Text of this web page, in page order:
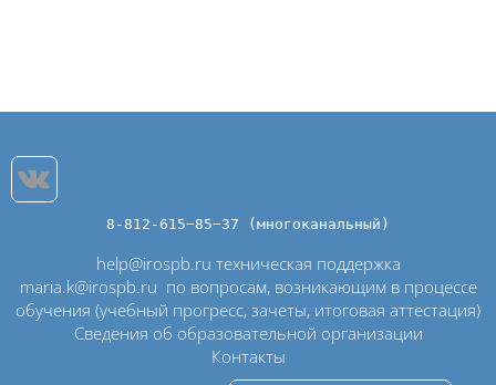
8-812-615−85−37 (многоканальный)
help@irospb.ru техническая поддержка
maria.k@irospb.ru по вопросам, возникающим в процессе
обучения (учебный прогресс, зачеты, итоговая аттестация)
Сведения об образовательной организации
Контакты